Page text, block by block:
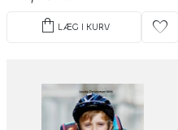
shopping_bag LÆG I KURV favorite